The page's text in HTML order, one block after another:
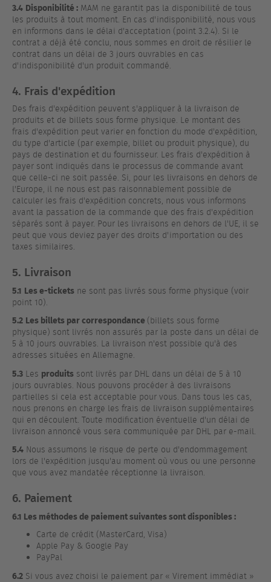
3.4 Disponibilité : MAM ne garantit pas la disponibilité de tous
les produits à tout moment. En cas d'indisponibilité, nous vous
en informons dans le délai d'acceptation (point 3.2.4). Si le
contrat a déjà été conclu, nous sommes en droit de résilier le
contrat dans un délai de 3 jours ouvrables en cas
d'indisponibilité d'un produit commandé.
4. Frais d'expédition
Des frais d'expédition peuvent s'appliquer à la livraison de
produits et de billets sous forme physique. Le montant des
frais d'expédition peut varier en fonction du mode d'expédition,
du type d'article (par exemple, billet ou produit physique), du
pays de destination et du fournisseur. Les frais d'expédition à
payer sont indiqués dans le processus de commande avant
que celle-ci ne soit passée. Si, pour les livraisons en dehors de
l'Europe, il ne nous est pas raisonnablement possible de
calculer les frais d'expédition concrets, nous vous informons
avant la passation de la commande que des frais d'expédition
séparés sont à payer. Pour les livraisons en dehors de l'UE, il se
peut que vous deviez payer des droits d'importation ou des
taxes similaires.
5. Livraison
5.1 Les e-tickets ne sont pas livrés sous forme physique (voir
point 10).
5.2 Les billets par correspondance (billets sous forme
physique) sont livrés non assurés par la poste dans un délai de
5 à 10 jours ouvrables. La livraison n'est possible qu'à des
adresses situées en Allemagne.
5.3 Les produits sont livrés par DHL dans un délai de 5 à 10
jours ouvrables. Nous pouvons procéder à des livraisons
partielles si cela est acceptable pour vous. Dans tous les cas,
nous prenons en charge les frais de livraison supplémentaires
qui en découlent. Toute modification éventuelle d'un délai de
livraison annoncé vous sera communiquée par DHL par e-mail.
5.4 Nous assumons le risque de perte ou d'endommagement
lors de l'expédition jusqu'au moment où vous ou une personne
que vous avez mandatée réceptionne la livraison.
6. Paiement
6.1 Les méthodes de paiement suivantes sont disponibles :
Carte de crédit (MasterCard, Visa)
Apple Pay & Google Pay
PayPal
6.2 Si vous avez choisi le paiement par « Virement immédiat »